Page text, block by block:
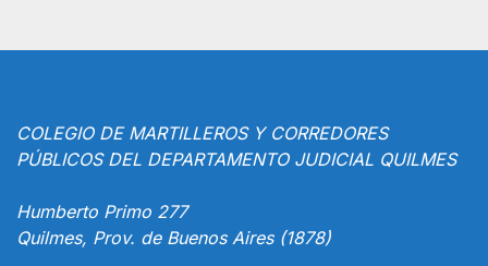
COLEGIO DE MARTILLEROS Y CORREDORES
PÚBLICOS DEL DEPARTAMENTO JUDICIAL QUILMES
Humberto Primo 277
Quilmes, Prov. de Buenos Aires (1878)